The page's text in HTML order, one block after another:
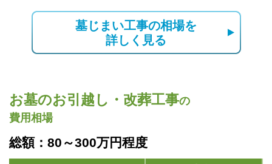
墓じまい工事の相場を
詳しく見る
お墓のお引越し・改葬工事の
費用相場
総額：80～300万円程度